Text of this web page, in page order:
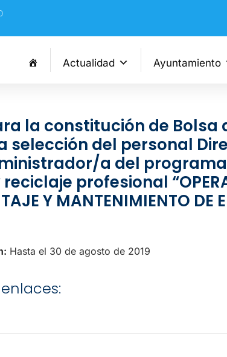
Actualidad Ayuntamiento
la constitución de Bolsa
selección del personal
a del
profesional
Y MANTENIMIENTO DE
Hasta el 30 de agosto de 2019